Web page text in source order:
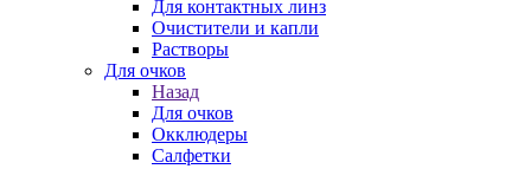
Для контактных линз
Очистители и капли
Растворы
Для очков
Назад
Для очков
Окклюдеры
Салфетки